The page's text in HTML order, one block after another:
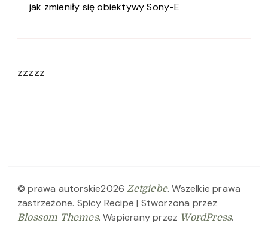
jak zmieniły się obiektywy Sony-E
zzzzz
© prawa autorskie2026Zetgiebe. Wszelkie prawa
zastrzeżone. Spicy Recipe | Stworzona przez
Blossom Themes. Wspierany przez WordPress.